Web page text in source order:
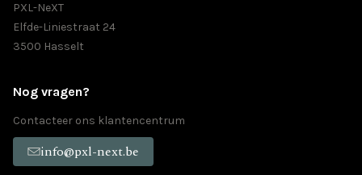
PXL-NeXT
Elfde-Liniestraat 24
3500 Hasselt
Nog vragen?
Contacteer ons klantencentrum
info@pxl-next.be